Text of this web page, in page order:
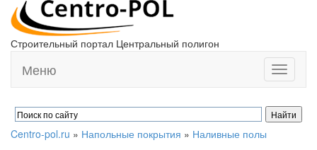
Строительный портал Центральный полигон
Toggle
Меню
Centro-pol.ru » Напольные покрытия » Наливные полы